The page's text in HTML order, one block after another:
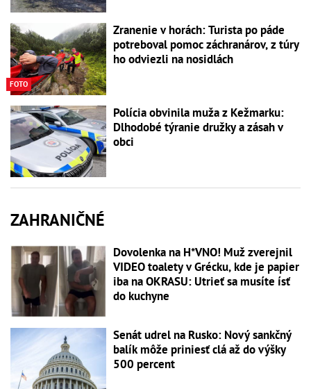
FOTO
Zranenie v horách: Turista po páde
potreboval pomoc záchranárov, z túry
ho odviezli na nosidlách
Polícia obvinila muža z Kežmarku:
Dlhodobé týranie družky a zásah v
obci
ZAHRANIČNÉ
Dovolenka na H*VNO! Muž zverejnil
VIDEO toalety v Grécku, kde je papier
iba na OKRASU: Utrieť sa musíte ísť
do kuchyne
Senát udrel na Rusko: Nový sankčný
balík môže priniesť clá až do výšky
500 percent